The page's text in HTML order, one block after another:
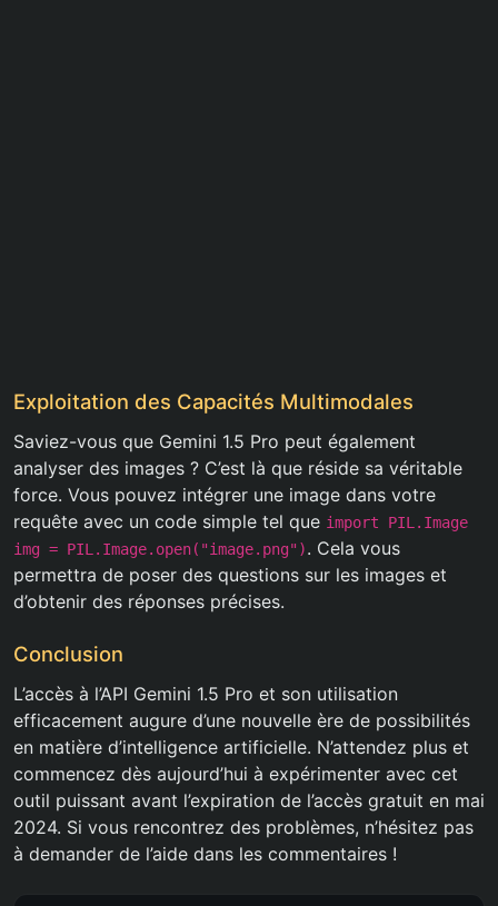
Exploitation des Capacités Multimodales
Saviez-vous que Gemini 1.5 Pro peut également
analyser des images ? C’est là que réside sa véritable
force. Vous pouvez intégrer une image dans votre
requête avec un code simple tel que import PIL.Image
img = PIL.Image.open("image.png"). Cela vous
permettra de poser des questions sur les images et
d’obtenir des réponses précises.
Conclusion
L’accès à l’API Gemini 1.5 Pro et son utilisation
efficacement augure d’une nouvelle ère de possibilités
en matière d’intelligence artificielle. N’attendez plus et
commencez dès aujourd’hui à expérimenter avec cet
outil puissant avant l’expiration de l’accès gratuit en mai
2024. Si vous rencontrez des problèmes, n’hésitez pas
à demander de l’aide dans les commentaires !